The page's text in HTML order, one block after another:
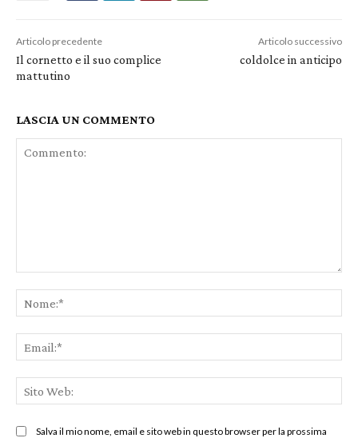
Articolo precedente
Il cornetto e il suo complice
mattutino
Articolo successivo
coldolce in anticipo
LASCIA UN COMMENTO
Salva il mio nome, email e sito web in questo browser per la prossima